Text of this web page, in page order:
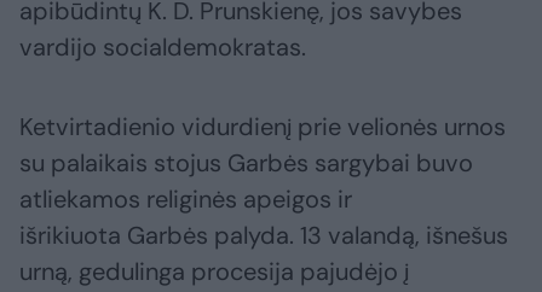
apibūdintų K. D. Prunskienę, jos savybes
vardijo socialdemokratas.
Ketvirtadienio vidurdienį prie velionės urnos
su palaikais stojus Garbės sargybai buvo
atliekamos religinės apeigos ir
išrikiuota Garbės palyda. 13 valandą, išnešus
urną, gedulinga procesija pajudėjo į